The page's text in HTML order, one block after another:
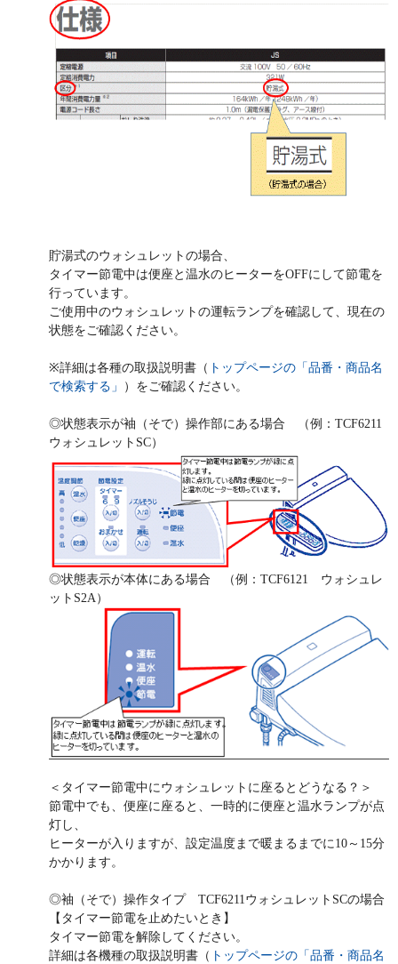
貯湯式のウォシュレットの場合、
タイマー節電中は便座と温水のヒーターをOFFにして節電を
行っています。
ご使用中のウォシュレットの運転ランプを確認して、現在の
状態をご確認ください。
※詳細は各種の取扱説明書（ トップページの「品番・商品名
で検索する」
）をご確認ください。
◎状態表示が袖（そで）操作部にある場合 （例：TCF6211
ウォシュレットSC）
◎状態表示が本体にある場合 （例：TCF6121 ウォシュレ
ットS2A）
＜タイマー節電中にウォシュレットに座るとどうなる？＞
節電中でも、便座に座ると、一時的に便座と温水ランプが点
灯し、
ヒーターが入りますが、設定温度まで暖まるまでに10～15分
かかります。
◎袖（そで）操作タイプ TCF6211ウォシュレットSCの場合
【タイマー節電を止めたいとき】
タイマー節電を解除してください。
詳細は各機種の取扱説明書（ トップページの「品番・商品名